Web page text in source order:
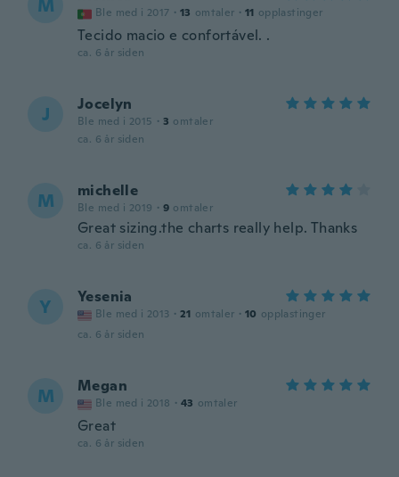
M Ble med i 2017 · 13 omtaler · 11 opplastinger
Tecido macio e confortável. .
ca. 6 år siden
J Jocelyn
Ble med i 2015 · 3 omtaler
ca. 6 år siden
M michelle
Ble med i 2019 · 9 omtaler
Great sizing.the charts really help. Thanks
ca. 6 år siden
Y Yesenia
Ble med i 2013 · 21 omtaler · 10 opplastinger
ca. 6 år siden
M Megan
Ble med i 2018 · 43 omtaler
Great
ca. 6 år siden